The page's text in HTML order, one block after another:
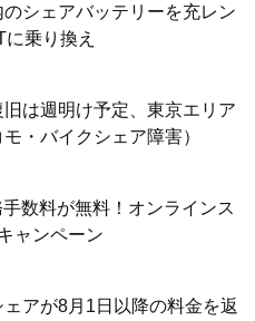
のシェアバッテリーを充レン
乗り換え
は週明け予定、東京エリア
・バイクシェア障害）
手数料が無料！オンラインス
ャンペーン
ェアが8月1日以降の料金を返